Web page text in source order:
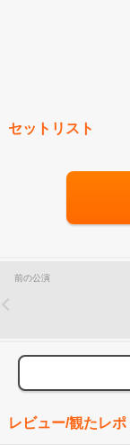
セットリスト
前の公演
レビュー/観たレポ